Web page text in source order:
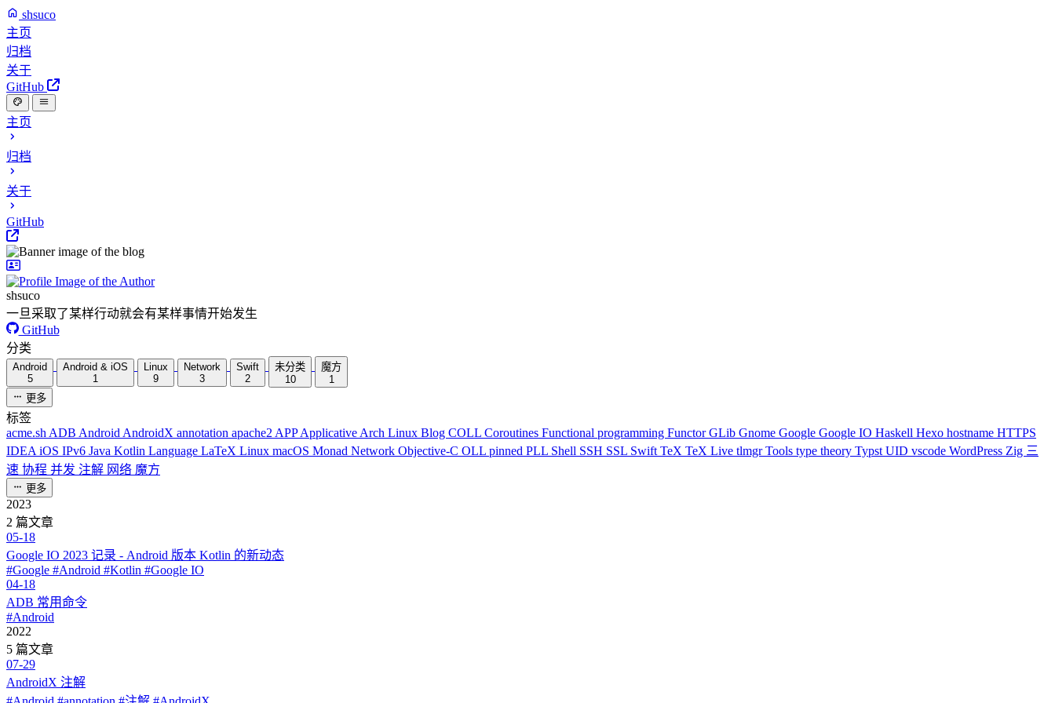
shsuco
主页
归档
关于
GitHub
主页
归档
关于
GitHub
shsuco
一旦采取了某样行动就会有某样事情开始发生
GitHub
分类
Android
5
Android & iOS
1
Linux
9
Network
3
Swift
2
未分类
10
魔方
1
更多
标签
acme.sh ADB Android AndroidX annotation apache2 APPApplicative Arch Linux Blog COLL Coroutines Functional programming FunctorGLib Gnome Google Google IO Haskell Hexo hostname HTTPS
IDEA iOS IPv6 Java Kotlin Language LaTeX Linux macOS Monad Network Objective-C OLL pinned PLL Shell SSH SSL Swift TeX TeX Live tlmgrTools type theory Typst UID vscode WordPress Zig 三
速 协程 并发 注解 网络 魔方
更多
2023
2 篇文章
05-18
Google IO 2023 记录 - Android 版本 Kotlin 的新动态
#Google #Android #Kotlin #Google IO
04-18
ADB 常用命令
#Android
2022
5 篇文章
07-29
AndroidX 注解